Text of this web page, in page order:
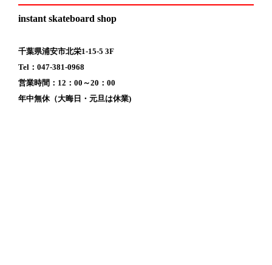
instant skateboard shop
千葉県浦安市北栄1-15-5 3F
Tel：047-381-0968
営業時間：12：00～20：00
年中無休（大晦日・元旦は休業)